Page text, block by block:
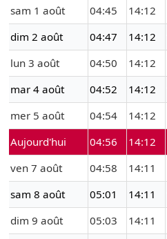
sam 1 août
04:45 14:12
dim 2 août
04:47 14:12
lun 3 août
04:50 14:12
mar 4 août
04:52 14:12
mer 5 août
04:54 14:12
Aujourd'hui
04:56 14:12
ven 7 août
04:58 14:11
sam 8 août
05:01 14:11
dim 9 août
05:03 14:11